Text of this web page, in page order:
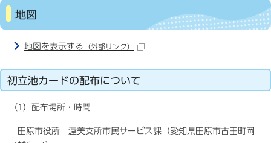
地図
地図を表示する （外部リンク）
初立池カードの配布について
（1）配布場所・時間
田原市役所 渥美支所市民サービス課（愛知県田原市古田町岡